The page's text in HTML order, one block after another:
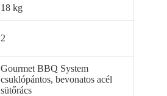
18 kg
2
Gourmet BBQ System
csuklópántos, bevonatos acél
sütőrács